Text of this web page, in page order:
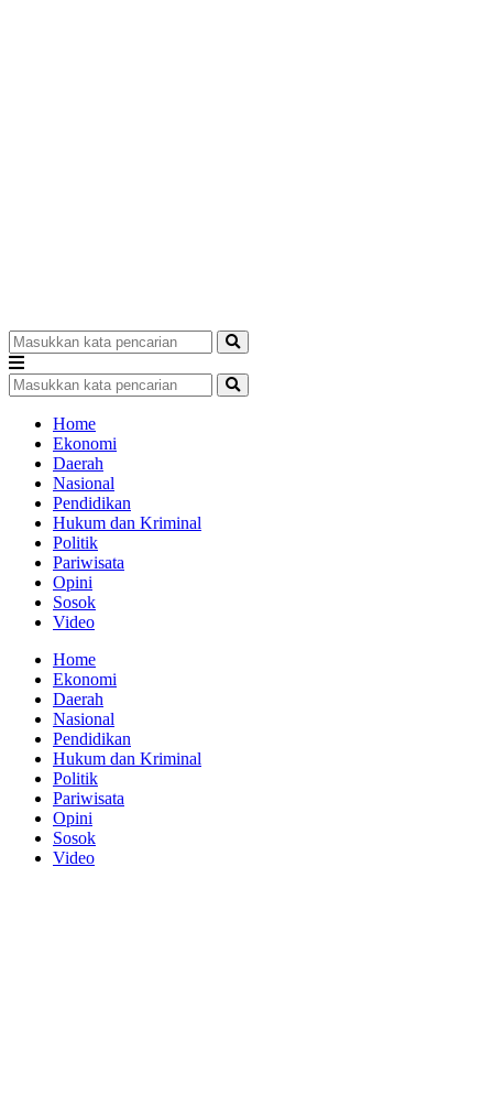
Home
Ekonomi
Daerah
Nasional
Pendidikan
Hukum dan Kriminal
Politik
Pariwisata
Opini
Sosok
Video
Home
Ekonomi
Daerah
Nasional
Pendidikan
Hukum dan Kriminal
Politik
Pariwisata
Opini
Sosok
Video